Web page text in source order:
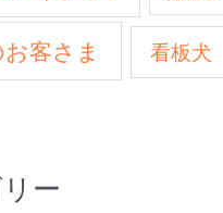
客さま 看板犬
ー